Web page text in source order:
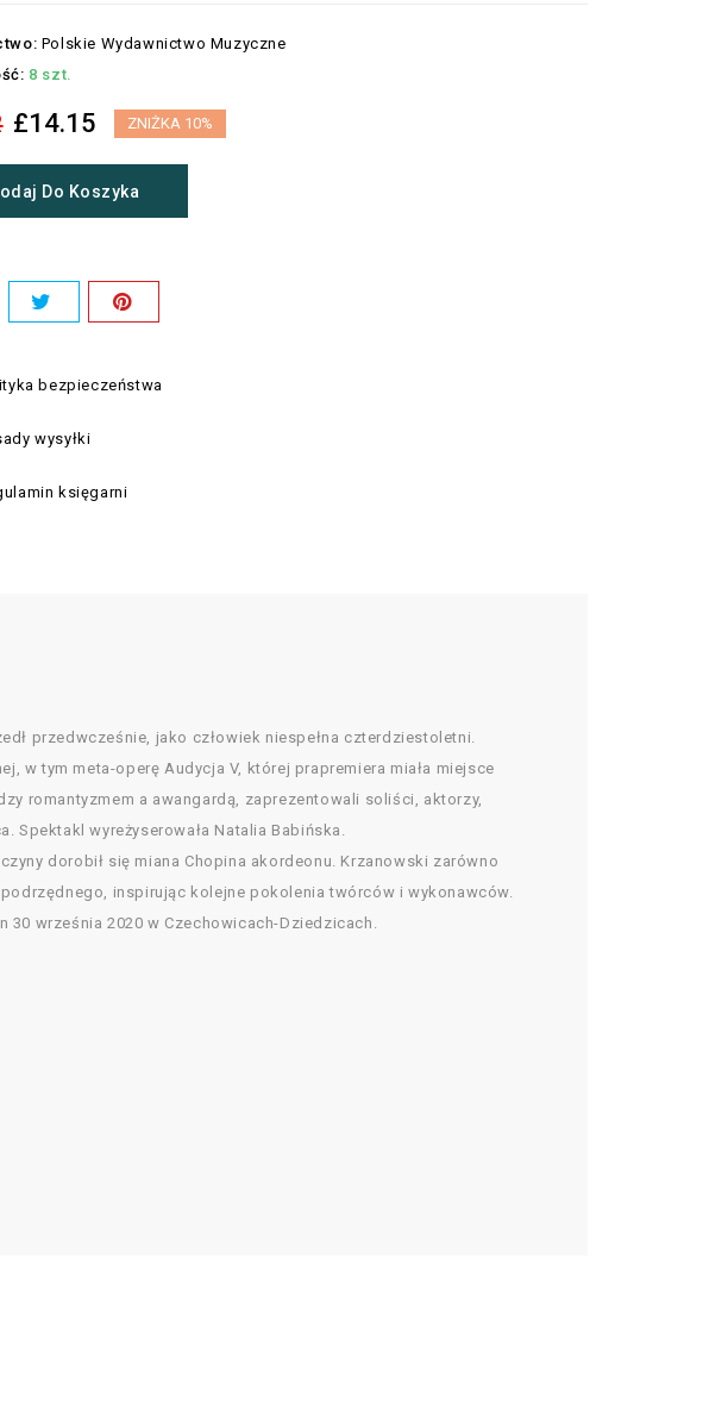
Polskie Wydawnictwo Muzyczne
8 szt.
£14.15 ZNIŻKA 10%
Do Koszyka
bezpieczeństwa
wysyłki
księgarni
przedwcześnie, jako człowiek niespełna czterdziestoletni.
w tym meta-operę Audycja V, której prapremiera miała miejsce
romantyzmem a awangardą, zaprezentowali soliści, aktorzy,
Spektakl wyreżyserowała Natalia Babińska.
dorobił się miana Chopina akordeonu. Krzanowski zarówno
inspirując kolejne pokolenia twórców i wykonawców.
września 2020 w Czechowicach-Dziedzicach.